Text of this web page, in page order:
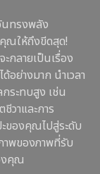
นทรงพลัง
ณให้ถึงขีดสุด!
กลายเป็นเรื่อง
อย่างมาก นำเวลา
ระทบสูง เช่น
วาและการ
ของคุณไปสู่ระดับ
าพของภาพที่รับ
งคุณ